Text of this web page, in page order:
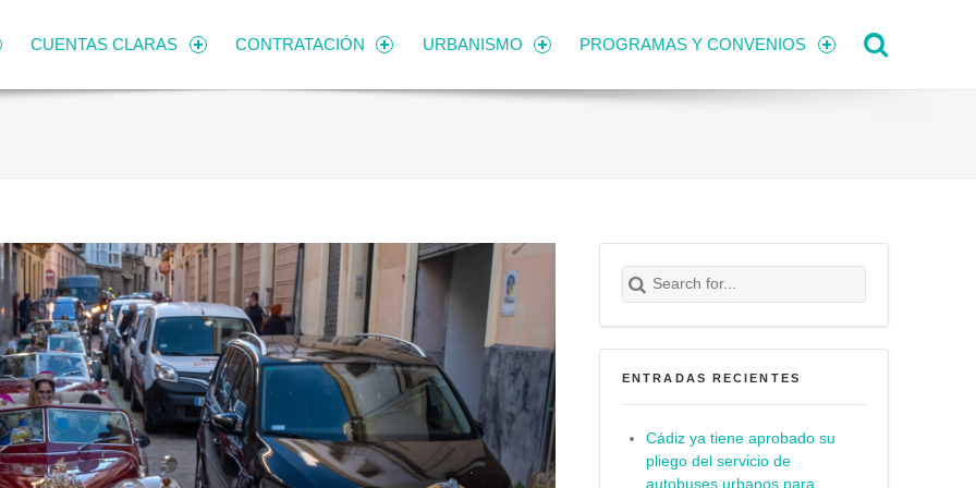
CUENTAS CLARAS CONTRATACIÓN URBANISMO PROGRAMAS Y CONVENIOS
Search for:
Buscar
ENTRADAS RECIENTES
Cádiz ya tiene aprobado su
pliego del servicio de
autobuses urbanos para